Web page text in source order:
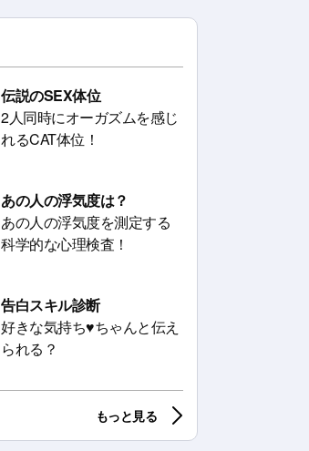
伝説のSEX体位
2人同時にオーガズムを感じ
れるCAT体位！
あの人の浮気度は？
あの人の浮気度を測定する
科学的な心理検査！
告白スキル診断
好きな気持ち♥ちゃんと伝え
られる？
もっと見る